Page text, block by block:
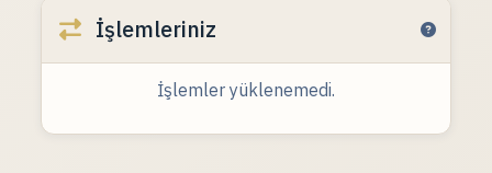
İşlemleriniz
İşlemler yüklenemedi.